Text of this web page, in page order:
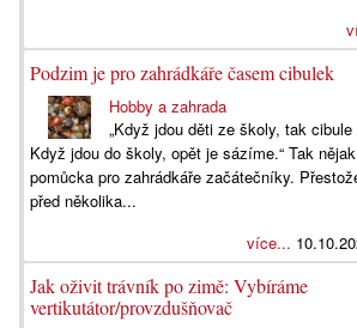
Podzim je pro zahrádkáře časem cibulek
Hobby a zahrada
„Když jdou děti ze školy, tak
Když jdou do školy, opět je sázíme.“ Tak
pomůcka pro zahrádkáře začátečníky.
před několika...
více...
Jak oživit trávník po zimě: Vybíráme
vertikutátor/provzdušňovač